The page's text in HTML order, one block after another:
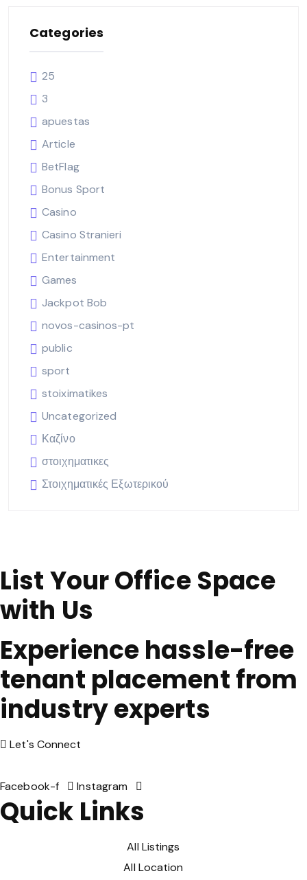
Categories
25
3
apuestas
Article
BetFlag
Bonus Sport
Casino
Casino Stranieri
Entertainment
Games
Jackpot Bob
novos-casinos-pt
public
sport
stoiximatikes
Uncategorized
Καζίνο
στοιχηματικες
Στοιχηματικές Εξωτερικού
List Your Office Space
with Us
Experience hassle-free
tenant placement from
industry experts
Let's Connect
Facebook-f Instagram
Quick Links
All Listings
All Location